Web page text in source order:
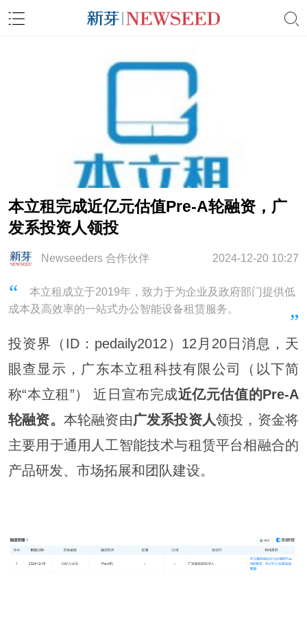
本立租完成近亿元估值Pre-A轮融资，广
发系投资人领投
2024-12-20 10:27
Newseeders 合作伙伴
本立租成立于2019年，致力于为企业及政府部门提供低
成本及高效率的一站式办公智能设备租赁服务。
投资界（ID：pedaily2012）12月20日消息，天
眼查显示，广东本立租科技有限公司（以下简
称“本立租”） 近日宣布完成近亿元估值的Pre-A
轮融资。 本轮融资由广发系投资人领投，资金将
主要用于通用人工智能技术与租赁平台相融合的
产品研发、市场拓展和团队建设。